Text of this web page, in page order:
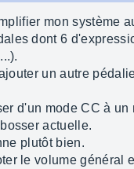
mon système
dont 6
un autre
d'un mode CC à
actuelle.
plutôt bien.
le volume général